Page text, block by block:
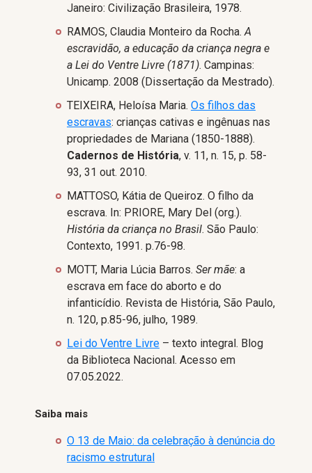
Janeiro: Civilização Brasileira, 1978.
RAMOS, Claudia Monteiro da Rocha. A
escravidão, a educação da criança negra e
a Lei do Ventre Livre (1871). Campinas:
Unicamp. 2008 (Dissertação da Mestrado).
TEIXEIRA, Heloísa Maria. Os filhos das
escravas: crianças cativas e ingênuas nas
propriedades de Mariana (1850-1888).
Cadernos de História, v. 11, n. 15, p. 58-
93, 31 out. 2010.
MATTOSO, Kátia de Queiroz. O filho da
escrava. In: PRIORE, Mary Del (org.).
História da criança no Brasil. São Paulo:
Contexto, 1991. p.76-98.
MOTT, Maria Lúcia Barros. Ser mãe: a
escrava em face do aborto e do
infanticídio. Revista de História, São Paulo,
n. 120, p.85-96, julho, 1989.
Lei do Ventre Livre – texto integral. Blog
da Biblioteca Nacional. Acesso em
07.05.2022.
Saiba mais
O 13 de Maio: da celebração à denúncia do
racismo estrutural